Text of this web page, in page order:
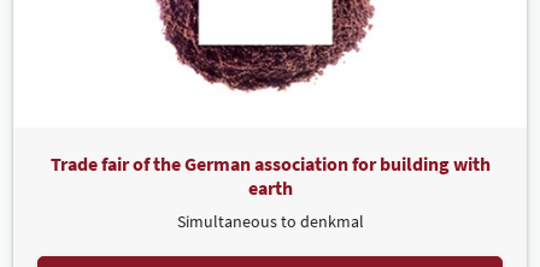
Trade fair of the German association for building with
earth
Simultaneous to denkmal